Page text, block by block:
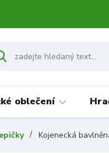
oblečení
Kojenecká